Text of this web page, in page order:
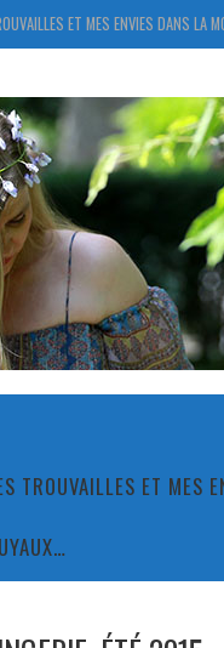
ET MES ENVIES DANS
TROUVAILLES ET